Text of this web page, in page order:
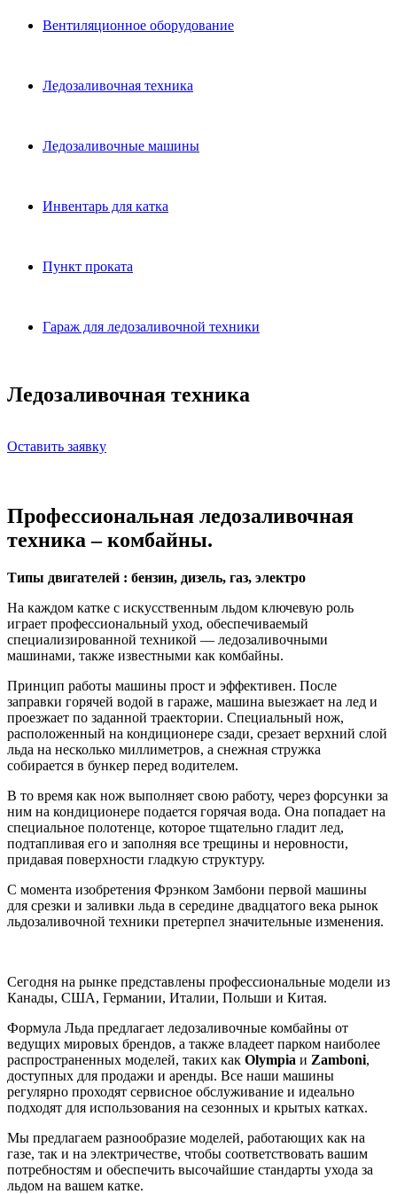
Вентиляционное оборудование
Ледозаливочная техника
Ледозаливочные машины
Инвентарь для катка
Пункт проката
Гараж для ледозаливочной техники
Ледозаливочная техника
Оставить заявку
Профессиональная ледозаливочная
техника – комбайны.
Типы двигателей : бензин, дизель, газ, электро
На каждом катке с искусственным льдом ключевую роль
играет профессиональный уход, обеспечиваемый
специализированной техникой — ледозаливочными
машинами, также известными как комбайны.
Принцип работы машины прост и эффективен. После
заправки горячей водой в гараже, машина выезжает на лед и
проезжает по заданной траектории. Специальный нож,
расположенный на кондиционере сзади, срезает верхний слой
льда на несколько миллиметров, а снежная стружка
собирается в бункер перед водителем.
В то время как нож выполняет свою работу, через форсунки за
ним на кондиционере подается горячая вода. Она попадает на
специальное полотенце, которое тщательно гладит лед,
подтапливая его и заполняя все трещины и неровности,
придавая поверхности гладкую структуру.
С момента изобретения Фрэнком Замбони первой машины
для срезки и заливки льда в середине двадцатого века рынок
льдозаливочной техники претерпел значительные изменения.
Сегодня на рынке представлены профессиональные модели из
Канады, США, Германии, Италии, Польши и Китая.
Формула Льда предлагает ледозаливочные комбайны от
ведущих мировых брендов, а также владеет парком наиболее
распространенных моделей, таких как Olympia и Zamboni,
доступных для продажи и аренды. Все наши машины
регулярно проходят сервисное обслуживание и идеально
подходят для использования на сезонных и крытых катках.
Мы предлагаем разнообразие моделей, работающих как на
газе, так и на электричестве, чтобы соответствовать вашим
потребностям и обеспечить высочайшие стандарты ухода за
льдом на вашем катке.